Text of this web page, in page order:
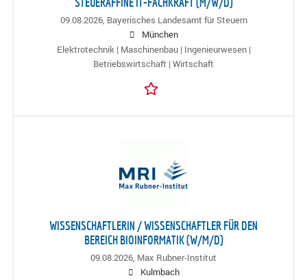
09.08.2026, Bayerisches Landesamt für Steuern
München
Elektrotechnik | Maschinenbau | Ingenieurwesen |
Betriebswirtschaft | Wirtschaft
WISSENSCHAFTLERIN / WISSENSCHAFTLER FÜR DEN
BEREICH BIOINFORMATIK (W/M/D)
09.08.2026, Max Rubner-Institut
Kulmbach